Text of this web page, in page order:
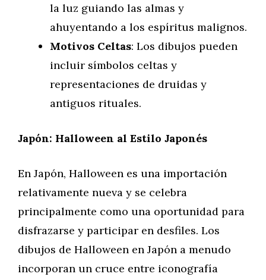
la luz guiando las almas y
ahuyentando a los espíritus malignos.
Motivos Celtas: Los dibujos pueden
incluir símbolos celtas y
representaciones de druidas y
antiguos rituales.
Japón: Halloween al Estilo Japonés
En Japón, Halloween es una importación
relativamente nueva y se celebra
principalmente como una oportunidad para
disfrazarse y participar en desfiles. Los
dibujos de Halloween en Japón a menudo
incorporan un cruce entre iconografía